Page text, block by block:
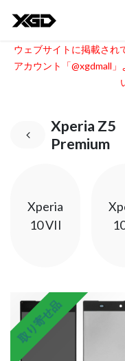
ウェブサイトに掲載され
アカウント「@xgdmall
Xperia Z5
Premium
Xperia
10 VII
取り寄せ品